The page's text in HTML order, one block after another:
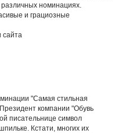
номинациях.
и грациозные
сайта
"Самая стильная
компании "Обувь
писательнице символ
Кстати, многих их